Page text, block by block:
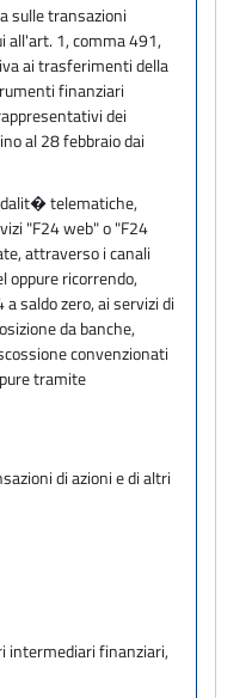
sulle transazioni
all'art. 1, comma 491,
ai trasferimenti della
finanziari
dei
al 28 febbraio dai
telematiche,
"F24 web" o "F24
attraverso i canali
oppure ricorrendo,
saldo zero, ai servizi di
da banche,
convenzionati
tramite
di azioni e di altri
intermediari finanziari,